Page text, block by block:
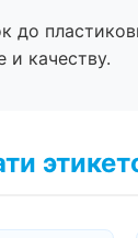
до
качеству.